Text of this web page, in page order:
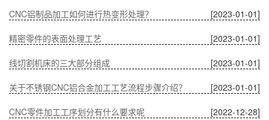
[2023-01-01]
CNC铝制品加工如何进行热变形处理？
[2023-01-01]
精密零件的表面处理工艺
[2023-01-01]
线切割机床的三大部分组成
[2023-01-01]
关于不锈钢CNC铝合金加工工艺流程步骤介绍？
[2022-12-28]
CNC零件加工工序划分有什么要求呢